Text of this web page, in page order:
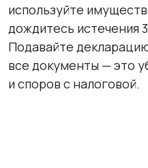
используйте
дождитесь истечения
Подавайте
все документы — это
и споров с налоговой.